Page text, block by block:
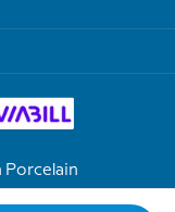
Porcelain